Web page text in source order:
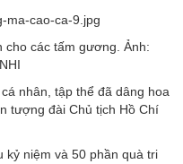
cho các tấm gương. Ảnh:
nhân, tập thể đã dâng hoa
tượng đài Chủ tịch Hồ Chí
kỷ niệm và 50 phần quà tri